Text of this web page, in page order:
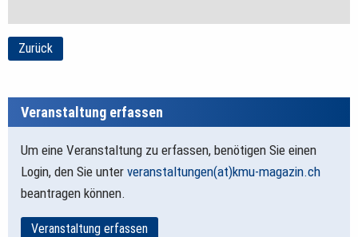
Zurück
Veranstaltung erfassen
Um eine Veranstaltung zu erfassen, benötigen Sie einen
Login, den Sie unter veranstaltungen(at)kmu-magazin.ch
beantragen können.
Veranstaltung erfassen